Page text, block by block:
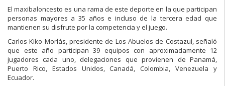
El maxibaloncesto es una rama de este deporte en la que participan
personas mayores a 35 años e incluso de la tercera edad que
mantienen su disfrute por la competencia y el juego.
Carlos Kiko Morlás, presidente de Los Abuelos de Costazul, señaló
que este año participan 39 equipos con aproximadamente 12
jugadores cada uno, delegaciones que provienen de Panamá,
Puerto Rico, Estados Unidos, Canadá, Colombia, Venezuela y
Ecuador.